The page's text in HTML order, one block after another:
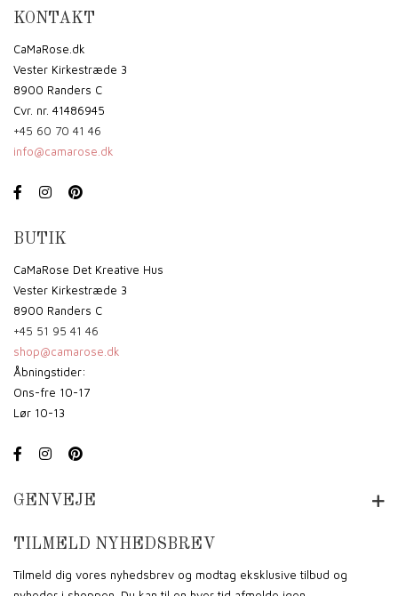
KONTAKT
CaMaRose.dk
Vester Kirkestræde 3
8900 Randers C
Cvr. nr. 41486945
+45 60 70 41 46
info@camarose.dk
BUTIK
CaMaRose Det Kreative Hus
Vester Kirkestræde 3
8900 Randers C
+45 51 95 41 46
shop@camarose.dk
Åbningstider:
Ons-fre 10-17
Lør 10-13
GENVEJE
TILMELD NYHEDSBREV
Tilmeld dig vores nyhedsbrev og modtag eksklusive tilbud og